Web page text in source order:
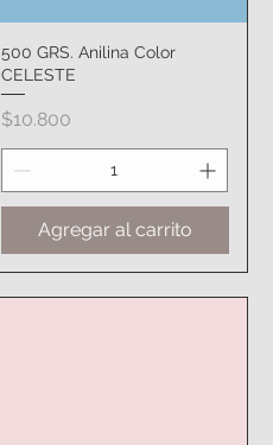
Vista rápida
500 GRS. Anilina Color
CELESTE
Precio
$10.800
Agregar al carrito